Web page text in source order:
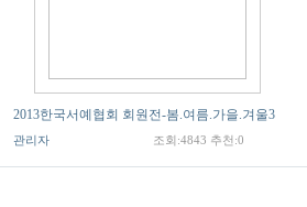
2013한국서예협회 회원전-봄.여름.가을.겨울3
관리자 조회:4843 추천:0